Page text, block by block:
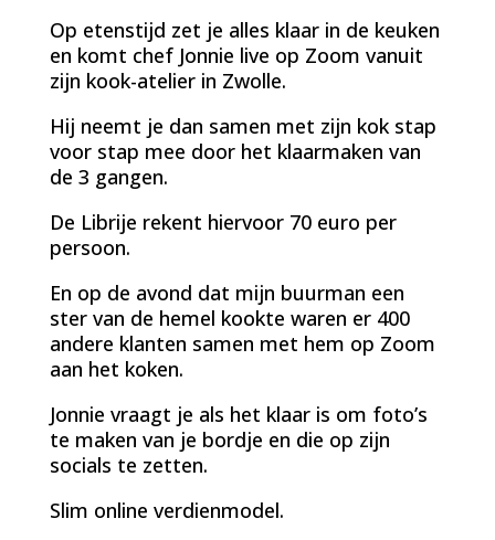
Op etenstijd zet je alles klaar in de keuken
en komt chef Jonnie live op Zoom vanuit
zijn kook-atelier in Zwolle.
Hij neemt je dan samen met zijn kok stap
voor stap mee door het klaarmaken van
de 3 gangen.
De Librije rekent hiervoor 70 euro per
persoon.
En op de avond dat mijn buurman een
ster van de hemel kookte waren er 400
andere klanten samen met hem op Zoom
aan het koken.
Jonnie vraagt je als het klaar is om foto’s
te maken van je bordje en die op zijn
socials te zetten.
Slim online verdienmodel.